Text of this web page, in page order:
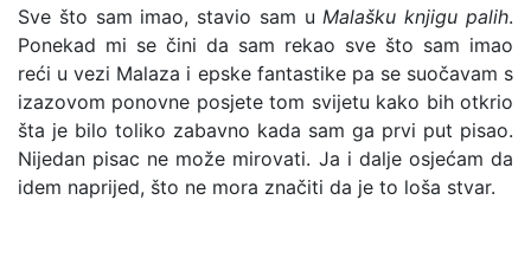
Sve što sam imao, stavio sam uMalašku knjigu palih.
Ponekad mi se čini da sam rekao sve što sam imao
reći u vezi Malaza i epske fantastike pa se suočavam s
izazovom ponovne posjete tom svijetu kako bih otkrio
šta je bilo toliko zabavno kada sam ga prvi put pisao.
Nijedan pisac ne može mirovati. Ja i dalje osjećam da
idem naprijed, što ne mora značiti da je to loša stvar.